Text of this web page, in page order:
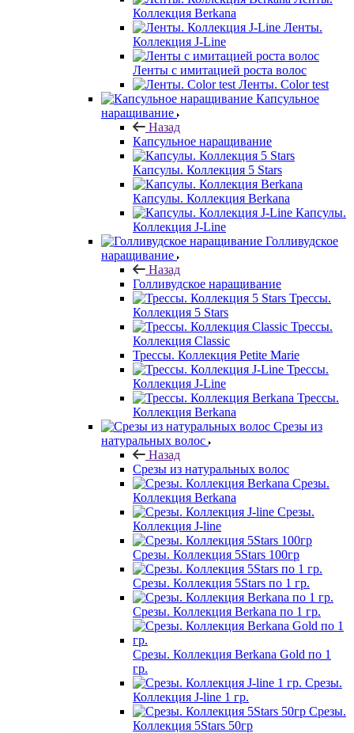
Коллекция Berkana
Ленты.
Коллекция J-Line
Ленты с имитацией роста волос
Ленты. Color test
Капсульное
наращивание
Назад
Капсульное наращивание
Капсулы. Коллекция 5 Stars
Капсулы. Коллекция Berkana
Капсулы.
Коллекция J-Line
Голливудское
наращивание
Назад
Голливудское наращивание
Трессы.
Коллекция 5 Stars
Трессы.
Коллекция Classic
Трессы. Коллекция Petite Marie
Трессы.
Коллекция J-Line
Трессы.
Коллекция Berkana
Срезы из
натуральных волос
Назад
Срезы из натуральных волос
Срезы.
Коллекция Berkana
Срезы.
Коллекция J-line
Срезы. Коллекция 5Stars 100гр
Срезы. Коллекция 5Stars по 1 гр.
Срезы. Коллекция Berkana по 1 гр.
Срезы. Коллекция Berkana Gold по 1
гр.
Срезы.
Коллекция J-line 1 гр.
Срезы.
Коллекция 5Stars 50гр